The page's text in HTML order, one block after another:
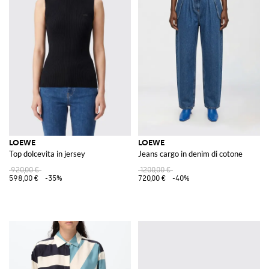
LOEWE
Top dolcevita in jersey
920,00 €
598,00 €
-35%
LOEWE
Jeans cargo in denim di cotone
1200,00 €
720,00 €
-40%